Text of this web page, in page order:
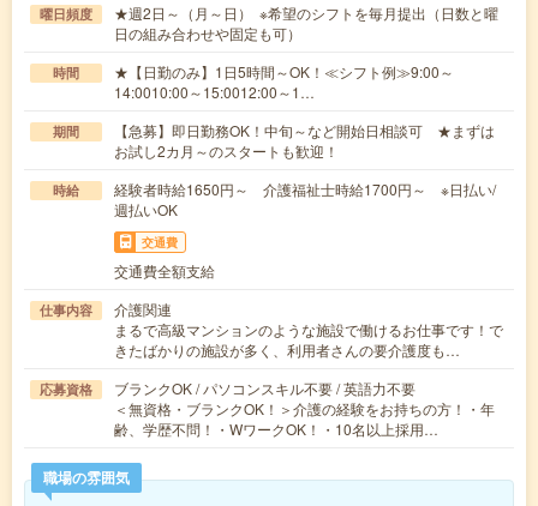
曜日頻度
★週2日～（月～日） ※希望のシフトを毎月提出（日数と曜
日の組み合わせや固定も可）
時間
★【日勤のみ】1日5時間～OK！≪シフト例≫9:00～
14:0010:00～15:0012:00～1…
期間
【急募】即日勤務OK！中旬～など開始日相談可 ★まずは
お試し2カ月～のスタートも歓迎！
時給
経験者時給1650円～ 介護福祉士時給1700円～ ※日払い/
週払いOK
交通費
交通費全額支給
仕事内容
介護関連
まるで高級マンションのような施設で働けるお仕事です！で
きたばかりの施設が多く、利用者さんの要介護度も…
応募資格
ブランクOK / パソコンスキル不要 / 英語力不要
＜無資格・ブランクOK！＞介護の経験をお持ちの方！・年
齢、学歴不問！・WワークOK！・10名以上採用…
職場の雰囲気